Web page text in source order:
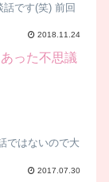
です(笑) 前回
2018.11.24
った不思議
ではないので大
2017.07.30